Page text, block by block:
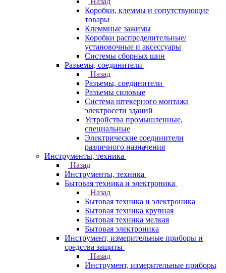
Коробки, клеммы и сопутствующие
товары
Клеммные зажимы
Коробки распределительные/
установочные и аксессуары
Системы сборных шин
Разъемы, соединители
Назад
Разъемы, соединители
Разъемы силовые
Система штекерного монтажа
электросети зданий
Устройства промышленные,
специальные
Электрические соединители
различного назначения
Инструменты, техника
Назад
Инструменты, техника
Бытовая техника и электроника
Назад
Бытовая техника и электроника
Бытовая техника крупная
Бытовая техника мелкая
Бытовая электроника
Инструмент, измерительные приборы и
средства защиты
Назад
Инструмент, измерительные приборы